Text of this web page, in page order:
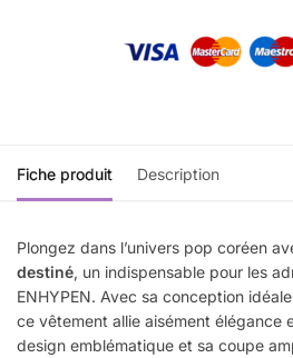
Fiche produit Description
Plongez dans l’univers pop coréen
destiné, un indispensable pour les
ENHYPEN. Avec sa conception
ce vêtement allie aisément élégance
design emblématique et sa coupe